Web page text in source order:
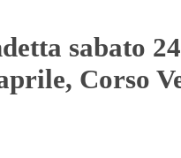
sabato
Corso